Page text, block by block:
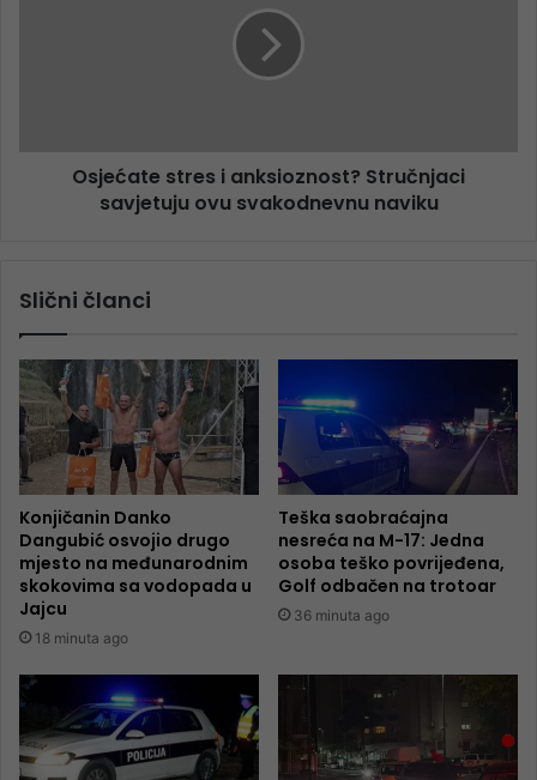
Osjećate stres i anksioznost? Stručnjaci
savjetuju ovu svakodnevnu naviku
Slični članci
Konjičanin Danko
Dangubić osvojio drugo
mjesto na međunarodnim
skokovima sa vodopada u
Jajcu
18 minuta ago
Teška saobraćajna
nesreća na M-17: Jedna
osoba teško povrijeđena,
Golf odbačen na trotoar
36 minuta ago